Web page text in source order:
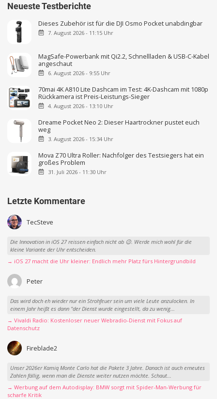
Neueste Testberichte
Dieses Zubehör ist für die DJI Osmo Pocket unabdingbar
7. August 2026 - 11:15 Uhr
MagSafe-Powerbank mit Qi2.2, Schnellladen & USB-C-Kabel
angeschaut
6. August 2026 - 9:55 Uhr
70mai 4K A810 Lite Dashcam im Test: 4K-Dashcam mit 1080p
Rückkamera ist Preis-Leistungs-Sieger
4. August 2026 - 13:10 Uhr
Dreame Pocket Neo 2: Dieser Haartrockner pustet euch
weg
3. August 2026 - 15:34 Uhr
Mova Z70 Ultra Roller: Nachfolger des Testsiegers hat ein
großes Problem
31. Juli 2026 - 11:30 Uhr
Letzte Kommentare
TecSteve
Die Innovation in iOS 27 reissen einfach nicht ab 😉. Werde mich wohl für die
kleine Variante der Uhr entscheiden.
→ iOS 27 macht die Uhr kleiner: Endlich mehr Platz fürs Hintergrundbild
Peter
Das wird doch eh wieder nur ein Strohfeuer sein um viele Leute anzulocken. In
einem Jahr heißt es dann "der Dienst wurde eingestellt, da zu wenig...
→ Vivaldi Radio: Kostenloser neuer Webradio-Dienst mit Fokus auf
Datenschutz
Fireblade2
Unser 2026er Kamiq Monte Carlo hat die Pakete 3 Jahre. Danach ist auch erneutes
Zahlen fällig, wenn man die Dienste weiter nutzen möchte. Schaut...
→ Werbung auf dem Autodisplay: BMW sorgt mit Spider-Man-Werbung für
scharfe Kritik